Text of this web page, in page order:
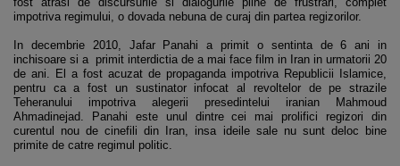
impotriva regimului, o dovada nebuna de curaj din partea regizorilor.
In decembrie 2010, Jafar Panahi a primit o sentinta de 6 ani in
inchisoare si a primit interdictia de a mai face film in Iran in urmatorii 20
de ani. El a fost acuzat de propaganda impotriva Republicii Islamice,
pentru ca a fost un sustinator infocat al revoltelor de pe strazile
Teheranului impotriva alegerii presedintelui iranian Mahmoud
Ahmadinejad. Panahi este unul dintre cei mai prolifici regizori din
curentul nou de cinefili din Iran, insa ideile sale nu sunt deloc bine
primite de catre regimul politic.